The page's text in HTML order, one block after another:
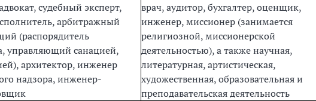
судебный эксперт,
арбитражный
(распорядитель
управляющий санацией,
архитектор, инженер
надзора, инженер-
врач, аудитор, бухгалтер, оценщик,
инженер, миссионер (занимается
религиозной, миссионерской
деятельностью), а также научная,
литературная, артистическая,
художественная, образовательная и
преподавательская деятельность